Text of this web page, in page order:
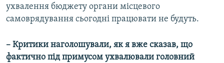
ухвалення бюджету органи місцевого
самоврядування сьогодні працювати не будуть.
– Критики наголошували, як я вже сказав, що
фактично під примусом ухвалювали головний